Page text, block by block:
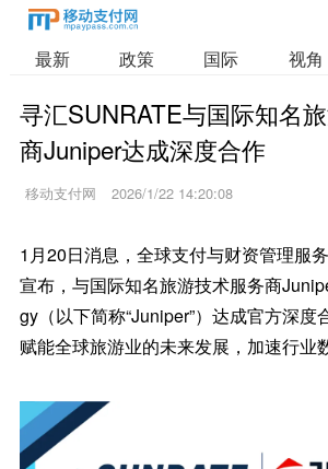
最新 政策 国际 视角
寻汇SUNRATE与国际知名
商Juniper达成深度合作
移动支付网 2026/1/22 14:20:08
1月20日消息，全球支付与财资管理服
宣布，与国际知名旅游技术服务商
gy（以下简称“Juniper”）达成官方深度
赋能全球旅游业的未来发展，加速行业